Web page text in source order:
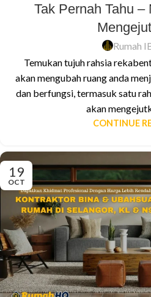
Tak Pernah Tahu –
Rumah
Temukan tujuh rahsia
akan mengubah ruang anda
dan berfungsi, termasuk satu
akan
CONTINUE
19
OCT